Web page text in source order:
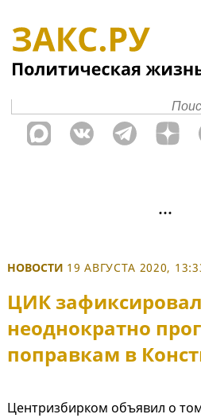
НОВОСТИ 19 АВГУСТА 2020,
ЦИК
неоднократно
поправкам в
Центризбирком объявил о